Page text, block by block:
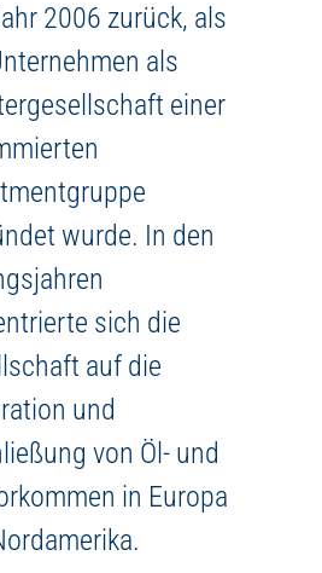
2006 zurück, als
als
einer
wurde. In den
sich die
auf die
und
von Öl- und
in Europa